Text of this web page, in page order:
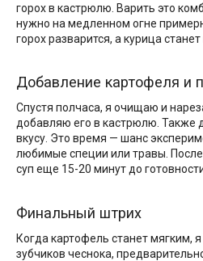
горох в кастрюлю. Варить это
нужно на медленном огне
горох разварится, а курица станет
Добавление картофеля и
Спустя полчаса, я очищаю и
добавляю его в кастрюлю. Также
вкусу. Это время — шанс
любимые специи или травы.
суп еще 15-20 минут до
Финальный штрих
Когда картофель станет мягким,
зубчиков чеснока,